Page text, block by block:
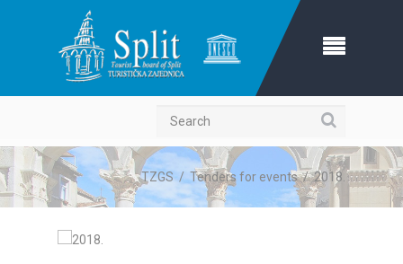
Search
TZGS /Tenders for events/2018.